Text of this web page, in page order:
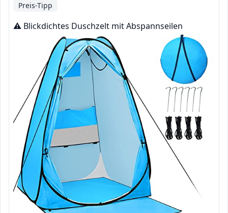
Preis-Tipp
⚠️ Blickdichtes Duschzelt mit Abspannseilen